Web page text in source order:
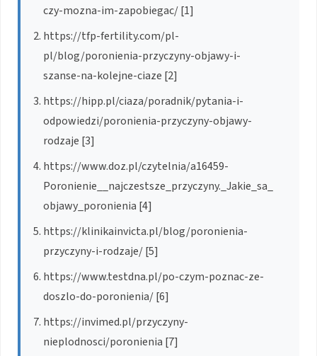
czy-mozna-im-zapobiegac/ [1]
https://tfp-fertility.com/pl-
pl/blog/poronienia-przyczyny-objawy-i-
szanse-na-kolejne-ciaze [2]
https://hipp.pl/ciaza/poradnik/pytania-i-
odpowiedzi/poronienia-przyczyny-objawy-
rodzaje [3]
https://www.doz.pl/czytelnia/a16459-
Poronienie__najczestsze_przyczyny._Jakie_sa_
objawy_poronienia [4]
https://klinikainvicta.pl/blog/poronienia-
przyczyny-i-rodzaje/ [5]
https://www.testdna.pl/po-czym-poznac-ze-
doszlo-do-poronienia/ [6]
https://invimed.pl/przyczyny-
nieplodnosci/poronienia [7]